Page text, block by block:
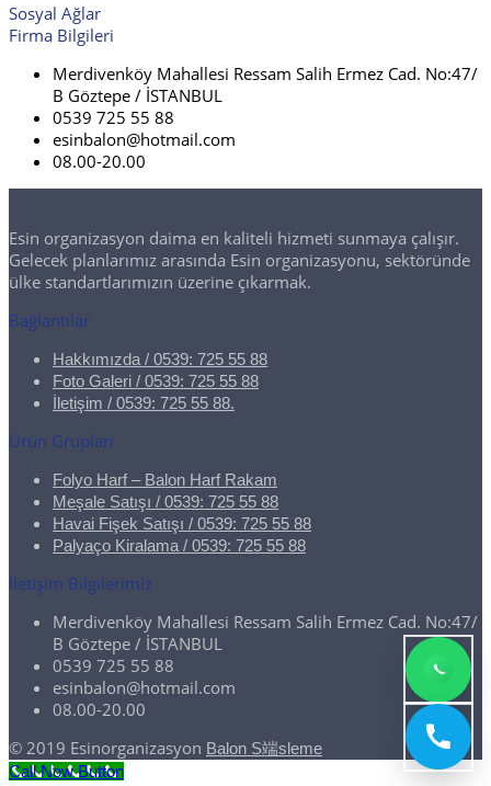
Sosyal Ağlar
Firma Bilgileri
Merdivenköy Mahallesi Ressam Salih Ermez Cad. No:47/
B Göztepe / İSTANBUL
0539 725 55 88
esinbalon@hotmail.com
08.00-20.00
Esin organizasyon daima en kaliteli hizmeti sunmaya çalışır.
Gelecek planlarımız arasında Esin organizasyonu, sektöründe
ülke standartlarımızın üzerine çıkarmak.
Bağlantılar
Hakkımızda / 0539: 725 55 88
Foto Galeri / 0539: 725 55 88
İletişim / 0539: 725 55 88.
Ürün Grupları
Folyo Harf – Balon Harf Rakam
Meşale Satışı / 0539: 725 55 88
Havai Fişek Satışı / 0539: 725 55 88
Palyaço Kiralama / 0539: 725 55 88
İletişim Bilgilerimiz
Merdivenköy Mahallesi Ressam Salih Ermez Cad. No:47/
B Göztepe / İSTANBUL
0539 725 55 88
esinbalon@hotmail.com
08.00-20.00
© 2019 Esinorganizasyon Balon S端sleme
Call Now Button